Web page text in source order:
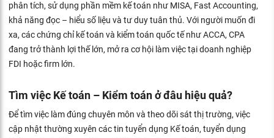
phân tích, sử dụng phần mềm kế toán như MISA, Fast Accounting,
khả năng đọc – hiểu số liệu và tư duy tuân thủ. Với người muốn đi
xa, các chứng chỉ kế toán và kiểm toán quốc tế như ACCA, CPA
đang trở thành lợi thế lớn, mở ra cơ hội làm việc tại doanh nghiệp
FDI hoặc firm lớn.
Tìm việc Kế toán – Kiểm toán ở đâu hiệu quả?
Để tìm việc làm đúng chuyên môn và theo dõi sát thị trường, việc
cập nhật thường xuyên các tin tuyển dụng Kế toán, tuyển dụng